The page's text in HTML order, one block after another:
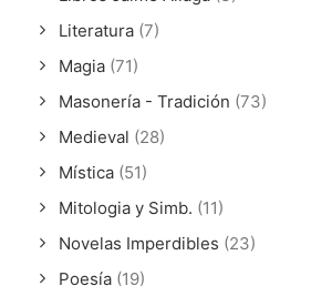
Literatura (7)
Magia (71)
Masonería - Tradición (73)
Medieval (28)
Mística (51)
Mitologia y Simb. (11)
Novelas Imperdibles (23)
Poesía (19)